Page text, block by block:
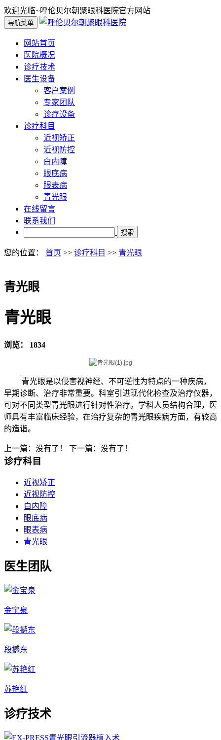
欢迎光临~呼伦贝尔朝聚眼科医院官方网站
导航菜单
网站首页
医院概况
诊疗技术
医生设备
客户案例
专家团队
诊疗设备
诊疗科目
近视矫正
近视防控
白内障
眼底病
眼表病
青光眼
在线留言
联系我们
搜索
您的位置： 首页 >> 诊疗科目 >> 青光眼
青光眼
青光眼
浏览： 1834
青光眼是以侵害视神经、不可逆性为特点的一种疾病，
早期诊断、治疗非常重要。科室引进现代化检查及治疗仪器，
可对不同类型青光眼进行针对性治疗。学科人员结构合理，医
师具有丰富临床经验，在治疗复杂的青光眼疾病方面，有较高
的造诣。
上一篇：没有了！ 下一篇：没有了！
诊疗科目
近视矫正
近视防控
白内障
眼底病
眼表病
青光眼
医生团队
金宝泉
段撼东
苏艳红
诊疗技术